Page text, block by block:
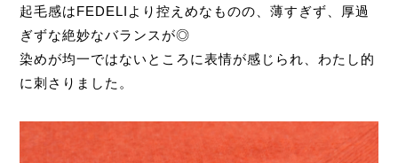
起毛感はFEDELIより控えめなものの、薄すぎず、厚過
ぎずな絶妙なバランスが◎
染めが均一ではないところに表情が感じられ、わたし的
に刺さりました。